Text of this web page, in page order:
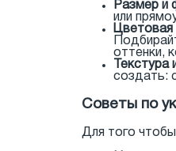
Размер и
или
Цветовая
оттенки,
Текстура
создать:
Советы по
Для того